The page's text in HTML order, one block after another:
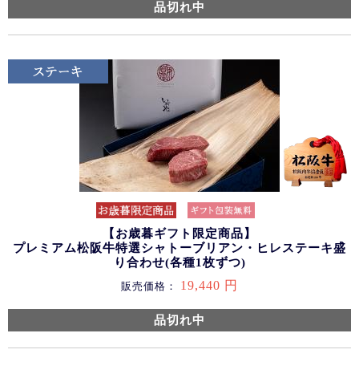
品切れ中
【お歳暮ギフト限定商品】
プレミアム松阪牛特選シャトーブリアン・ヒレステーキ盛
り合わせ(各種1枚ずつ)
販売価格： 19,440 円
品切れ中